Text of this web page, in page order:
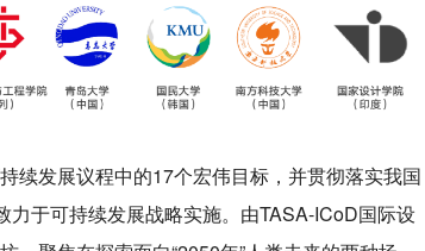
续发展议程中的17个宏伟目标，并贯彻落实我国
力于可持续发展战略实施。由TASA-ICoD国际设